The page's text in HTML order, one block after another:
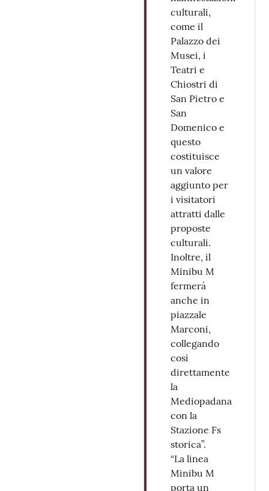
culturali,
come il
Palazzo dei
Musei, i
Teatri e
Chiostri di
San Pietro e
San
Domenico e
questo
costituisce
un valore
aggiunto per
i visitatori
attratti dalle
proposte
culturali.
Inoltre, il
Minibu M
fermerà
anche in
piazzale
Marconi,
collegando
così
direttamente
la
Mediopadana
con la
Stazione Fs
storica”.
“La linea
Minibu M
porta un